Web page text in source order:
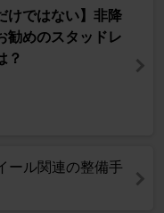
けではない】非降
勧めのスタッドレ
？
ール関連の整備手